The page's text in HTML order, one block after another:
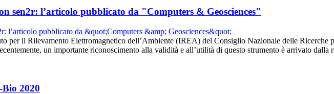
sen2r: l’articolo pubblicato da "Computers & Geosciences"
per il Rilevamento Elettromagnetico dell’Ambiente (IREA) del Consiglio Nazionale delle Ricerche
un importante riconoscimento alla validità e all’utilità di questo strumento è arrivato
2020